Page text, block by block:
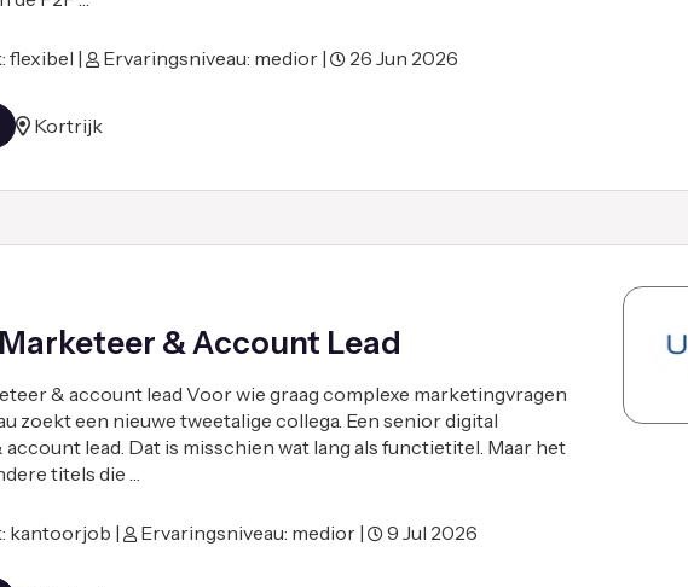
flexibel | Ervaringsniveau: medior | 26 Jun 2026
Kortrijk
& Account Lead
& account lead Voor wie graag complexe marketingvragen
zoekt een nieuwe tweetalige collega. Een senior digital
lead. Dat is misschien wat lang als functietitel. Maar het
titels die …
kantoorjob | Ervaringsniveau: medior | 9 Jul 2026